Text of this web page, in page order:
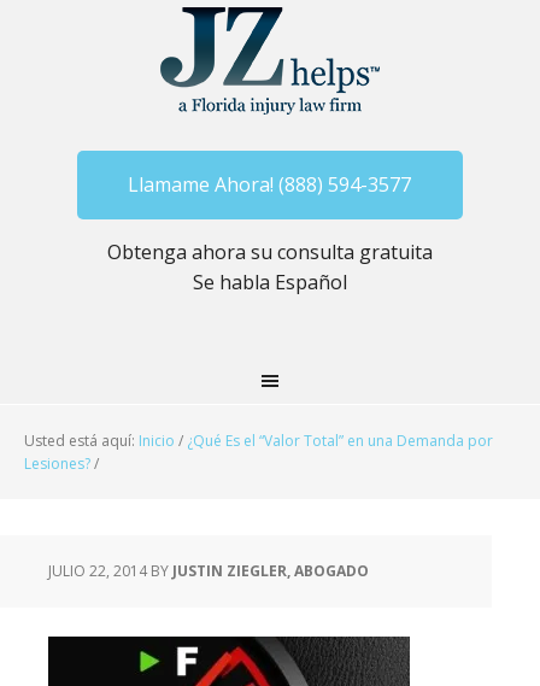
Llamame Ahora! (888) 594-3577
Obtenga ahora su consulta gratuita
Se habla Español
Usted está aquí: Inicio / ¿Qué Es el “Valor Total” en una Demanda por
Lesiones?/
JULIO 22, 2014BY JUSTIN ZIEGLER, ABOGADO